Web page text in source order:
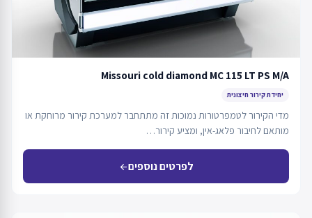
Missouri cold diamond MC 115 LT PS M/A
יחידת קירור חיצונית
מדי הקירור לטמפרטורות נמוכות זה מתתחבר למערכת קירור מרוחקת או
מותאם לחיבור פלאג-אין, ומציע קירור…
לפרטים נוספיםarrow_back